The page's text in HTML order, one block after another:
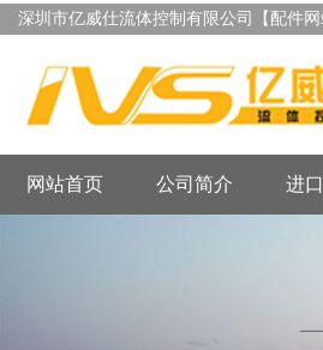
深圳市亿威仕流体控制有限公司【配件网
网站首页 公司简介 进